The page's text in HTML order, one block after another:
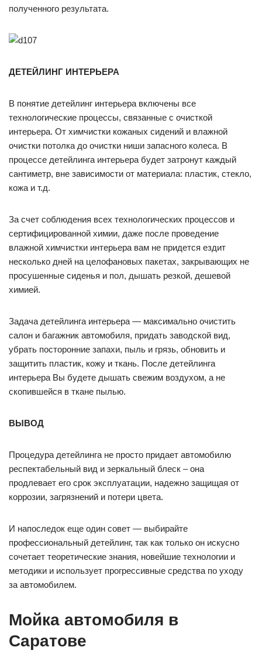
полученного результата.
ДЕТЕЙЛИНГ ИНТЕРЬЕРА
В понятие детейлинг интерьера включены все
технологические процессы, связанные с очисткой
интерьера. От химчистки кожаных сидений и влажной
очистки потолка до очистки ниши запасного колеса. В
процессе детейлинга интерьера будет затронут каждый
сантиметр, вне зависимости от материала: пластик, стекло,
кожа и т.д.
За счет соблюдения всех технологических процессов и
сертифицированной химии, даже после проведение
влажной химчистки интерьера вам не придется ездит
несколько дней на целофановых пакетах, закрывающих не
просушенные сиденья и пол, дышать резкой, дешевой
химией.
Задача детейлинга интерьера — максимально очистить
салон и багажник автомобиля, придать заводской вид,
убрать посторонние запахи, пыль и грязь, обновить и
защитить пластик, кожу и ткань. После детейлинга
интерьера Вы будете дышать свежим воздухом, а не
скопившейся в ткане пылью.
ВЫВОД
Процедура детейлинга не просто придает автомобилю
респектабельный вид и зеркальный блеск – она
продлевает его срок эксплуатации, надежно защищая от
коррозии, загрязнений и потери цвета.
И напоследок еще один совет — выбирайте
профессиональный детейлинг, так как только он искусно
сочетает теоретические знания, новейшие технологии и
методики и использует прогрессивные средства по уходу
за автомобилем.
Мойка автомобиля в
Саратове